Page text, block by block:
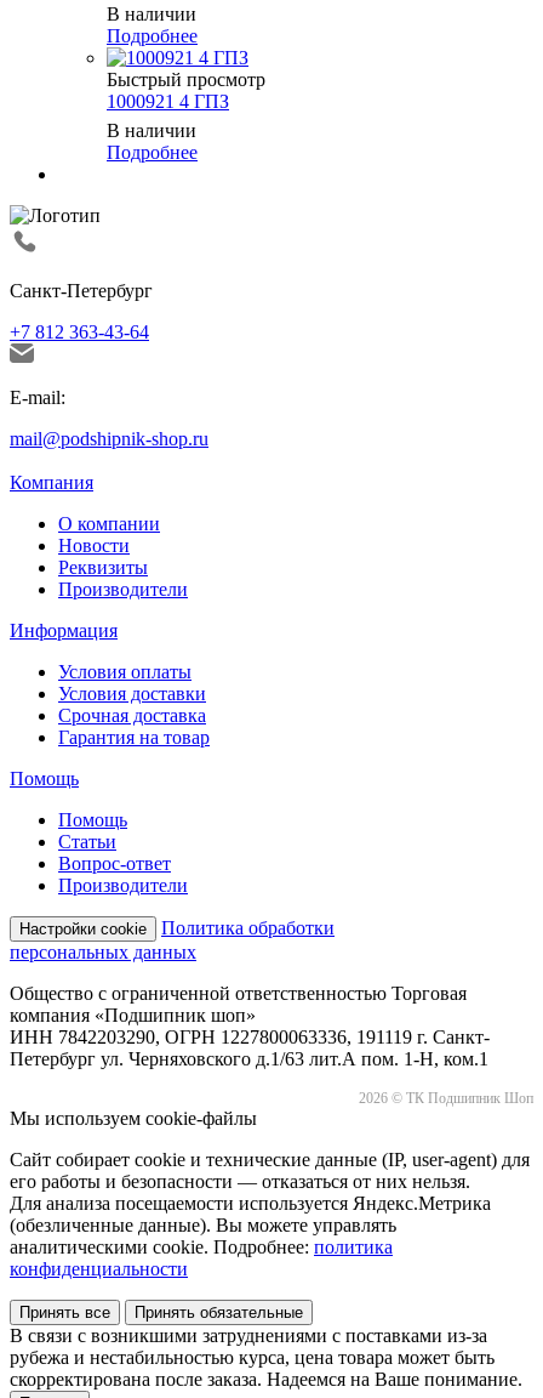
В наличии
Подробнее
Быстрый просмотр
1000921 4 ГПЗ
В наличии
Подробнее
Санкт-Петербург
+7 812 363-43-64
E-mail:
mail@podshipnik-shop.ru
Компания
О компании
Новости
Реквизиты
Производители
Информация
Условия оплаты
Условия доставки
Срочная доставка
Гарантия на товар
Помощь
Помощь
Статьи
Вопрос-ответ
Производители
Настройки cookie
Политика обработки
персональных данных
Общество с ограниченной ответственностью Торговая
компания «Подшипник шоп»
ИНН 7842203290, ОГРН 1227800063336, 191119 г. Санкт-
Петербург ул. Черняховского д.1/63 лит.А пом. 1-Н, ком.1
2026 © ТК Подшипник Шоп
Мы используем cookie-файлы
Сайт собирает cookie и технические данные (IP, user-agent) для
его работы и безопасности — отказаться от них нельзя.
Для анализа посещаемости используется Яндекс.Метрика
(обезличенные данные). Вы можете управлять
аналитическими cookie. Подробнее: политика
конфиденциальности
Принять все Принять обязательные
В связи с возникшими затруднениями с поставками из-за
рубежа и нестабильностью курса, цена товара может быть
скорректирована после заказа. Надеемся на Ваше понимание.